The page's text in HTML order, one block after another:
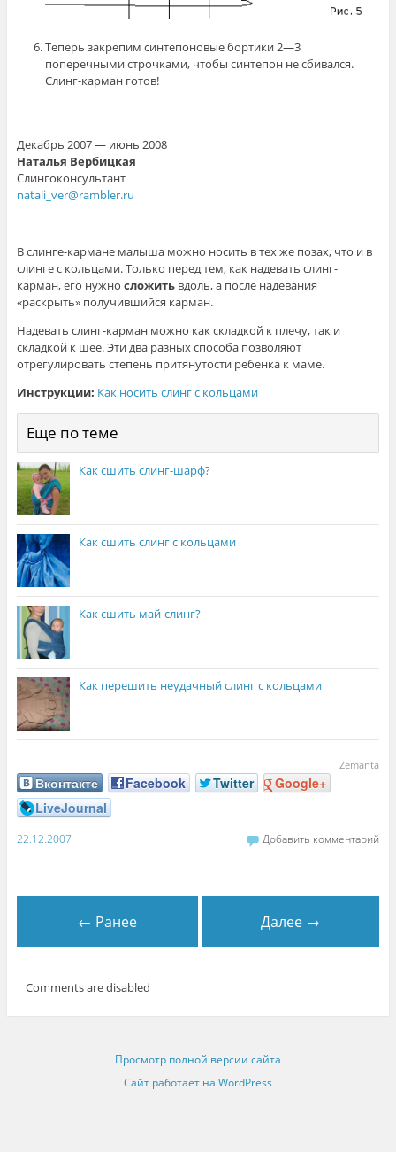
Теперь закрепим синтепоновые бортики 2—3
поперечными строчками, чтобы синтепон не сбивался.
Слинг-карман готов!
Декабрь 2007 — июнь 2008
Наталья Вербицкая
Слингоконсультант
natali_ver@rambler.ru
В слинге-кармане малыша можно носить в тех же позах, что и в
слинге с кольцами. Только перед тем, как надевать слинг-
карман, его нужно сложитьвдоль, а после надевания
«раскрыть» получившийся карман.
Надевать слинг-карман можно как складкой к плечу, так и
складкой к шее. Эти два разных способа позволяют
отрегулировать степень притянутости ребенка к маме.
Инструкции: Как носить слинг с кольцами
Еще по теме
Как сшить слинг-шарф?
Как сшить слинг с кольцами
Как сшить май-слинг?
Как перешить неудачный слинг с кольцами
Zemanta
Вконтакте Facebook Twitter
Google+
LiveJournal
22.12.2007 Добавить комментарий
← Ранее Далее →
Comments are disabled
Просмотр полной версии сайта
Сайт работает на WordPress